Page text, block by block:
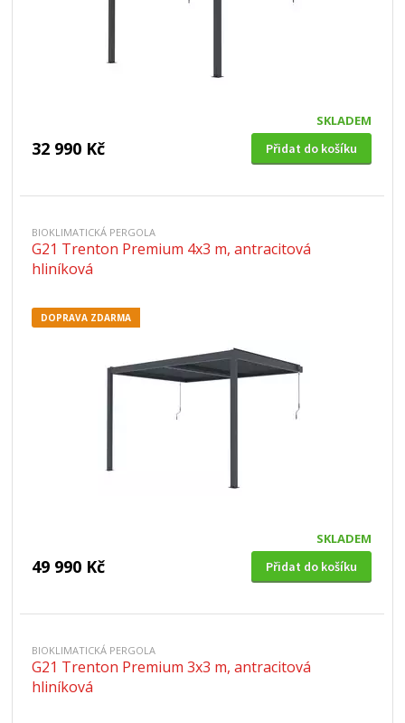
SKLADEM
32 990 Kč Přidat do košíku
BIOKLIMATICKÁ PERGOLA
G21 Trenton Premium 4x3 m, antracitová
hliníková
DOPRAVA ZDARMA
SKLADEM
49 990 Kč Přidat do košíku
BIOKLIMATICKÁ PERGOLA
G21 Trenton Premium 3x3 m, antracitová
hliníková